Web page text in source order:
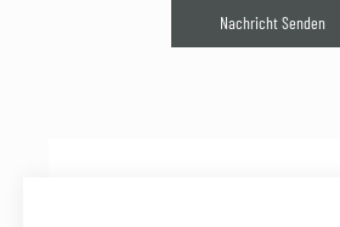
Nachricht Senden